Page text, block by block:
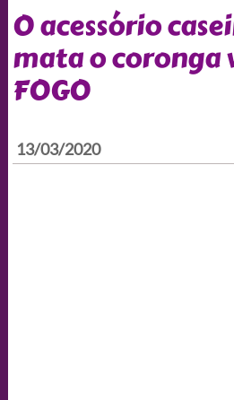
O acessório
mata o coronga
FOGO
13/03/2020